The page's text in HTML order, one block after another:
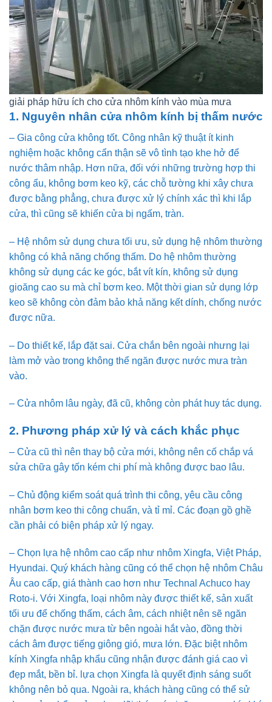
giải pháp hữu ích cho cửa nhôm kính vào mùa mưa
1. Nguyên nhân cửa nhôm kính bị thấm nước
– Gia công cửa không tốt. Công nhân kỹ thuật ít kinh
nghiệm hoặc không cẩn thận sẽ vô tình tạo khe hở để
nước thâm nhập. Hơn nữa, đối với những trường hợp thi
công ẩu, không bơm keo kỹ, các chỗ tường khi xây chưa
được bằng phẳng, chưa được xử lý chính xác thì khi lắp
cửa, thì cũng sẽ khiến cửa bị ngấm, tràn.
– Hệ nhôm sử dụng chưa tối ưu, sử dụng hệ nhôm thường
không có khả năng chống thấm. Do hệ nhôm thường
không sử dụng các ke góc, bắt vít kín, không sử dụng
gioăng cao su mà chỉ bơm keo. Một thời gian sử dụng lớp
keo sẽ không còn đảm bảo khả năng kết dính, chống nước
được nữa.
– Do thiết kế, lắp đặt sai. Cửa chắn bên ngoài nhưng lại
làm mở vào trong không thể ngăn được nước mưa tràn
vào.
– Cửa nhôm lâu ngày, đã cũ, không còn phát huy tác dụng.
2. Phương pháp xử lý và cách khắc phục
– Cửa cũ thì nên thay bộ cửa mới, không nên cố chắp vá
sửa chữa gây tốn kém chi phí mà không được bao lâu.
– Chủ động kiểm soát quá trình thi công, yêu cầu công
nhân bơm keo thi công chuẩn, và tỉ mỉ. Các đoạn gồ ghề
cần phải có biện pháp xử lý ngay.
– Chọn lựa hệ nhôm cao cấp như nhôm Xingfa, Việt Pháp,
Hyundai. Quý khách hàng cũng có thể chọn hệ nhôm Châu
Âu cao cấp, giá thành cao hơn như Technal Achuco hay
Roto-i. Với Xingfa, loại nhôm này được thiết kế, sản xuất
tối ưu để chống thấm, cách âm, cách nhiệt nên sẽ ngăn
chặn được nước mưa từ bên ngoài hắt vào, đồng thời
cách âm được tiếng giông gió, mưa lớn. Đặc biệt nhôm
kính Xingfa nhập khẩu cũng nhận được đánh giá cao vì
đẹp mắt, bền bỉ. lựa chọn Xingfa là quyết định sáng suốt
không nên bỏ qua. Ngoài ra, khách hàng cũng có thể sử